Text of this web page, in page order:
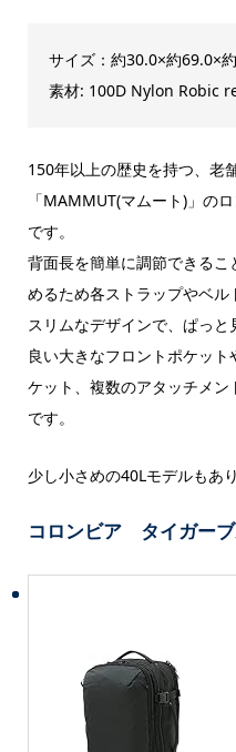
サイズ：約30.0×約69.0×
素材: 100D Nylon Robic
150年以上の歴史を持つ、老
「MAMMUT(マムート)」の
です。
背面長を簡単に調節できる
めるため各ストラップやベル
スリムなデザインで、ぱっ
良い大きなフロントポケッ
ケット、複数のアタッチメ
です。
少し小さめの40Lモデルもあり
コロンビア タイガー